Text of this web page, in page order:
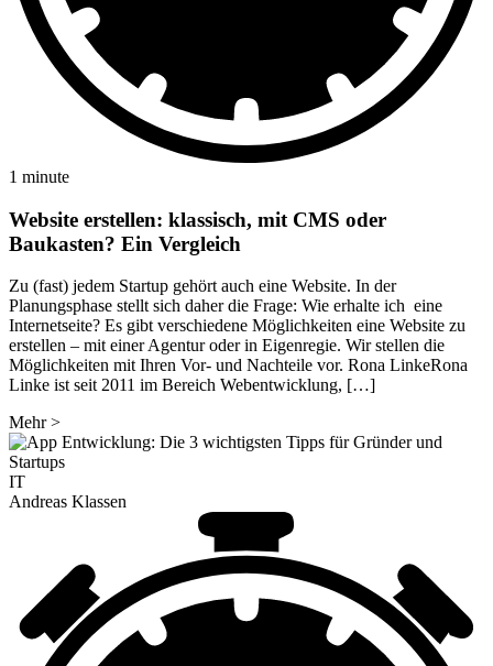
1 minute
Website erstellen: klassisch, mit CMS oder
Baukasten? Ein Vergleich
Zu (fast) jedem Startup gehört auch eine Website. In der
Planungsphase stellt sich daher die Frage: Wie erhalte ich eine
Internetseite? Es gibt verschiedene Möglichkeiten eine Website zu
erstellen – mit einer Agentur oder in Eigenregie. Wir stellen die
Möglichkeiten mit Ihren Vor- und Nachteile vor. Rona LinkeRona
Linke ist seit 2011 im Bereich Webentwicklung, […]
Mehr>
IT
Andreas Klassen